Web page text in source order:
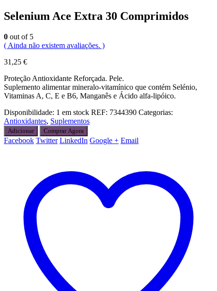
Selenium Ace Extra 30 Comprimidos
0 out of 5
( Ainda não existem avaliações. )
31,25 €
Proteção Antioxidante Reforçada. Pele.
Suplemento alimentar mineralo-vitamínico que contém Selénio,
Vitaminas A, C, E e B6, Manganês e Ácido alfa-lipóico.
Disponibilidade: 1 em stock REF: 7344390 Categorias:
Antioxidantes, Suplementos
Adicionar Comprar Agora
Facebook Twitter LinkedIn Google + Email